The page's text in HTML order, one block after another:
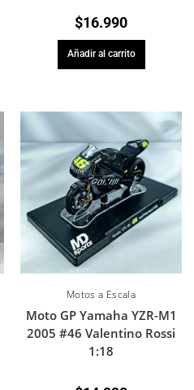
$16.990
Añadir al carrito
Motos a Escala
Moto GP Yamaha YZR-M1
2005 #46 Valentino Rossi
1:18